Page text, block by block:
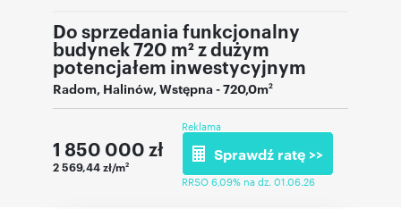
Do sprzedania funkcjonalny
budynek 720 m² z dużym
potencjałem inwestycyjnym
Radom, Halinów,Wstępna- 720,0m2
1 850 000 zł
2 569,44 zł/m2
Reklama
Sprawdź ratę >>
RRSO 6,09% na dz. 01.06.26